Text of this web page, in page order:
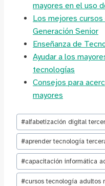
mayores en el uso
Los mejores
Generación Senior
Enseñanza de
Ayudar a los
tecnologías
Consejos para
mayores
Etiquetas
de
la
entrada:
#alfabetización digital
#aprender tecnología
#capacitación informática
#cursos tecnología adultos